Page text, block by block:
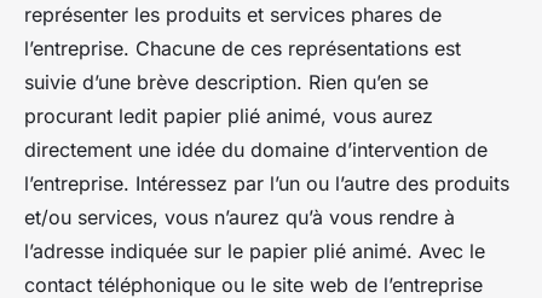
représenter les produits et services phares de
l’entreprise. Chacune de ces représentations est
suivie d’une brève description. Rien qu’en se
procurant ledit papier plié animé, vous aurez
directement une idée du domaine d’intervention de
l’entreprise. Intéressez par l’un ou l’autre des produits
et/ou services, vous n’aurez qu’à vous rendre à
l’adresse indiquée sur le papier plié animé. Avec le
contact téléphonique ou le site web de l’entreprise